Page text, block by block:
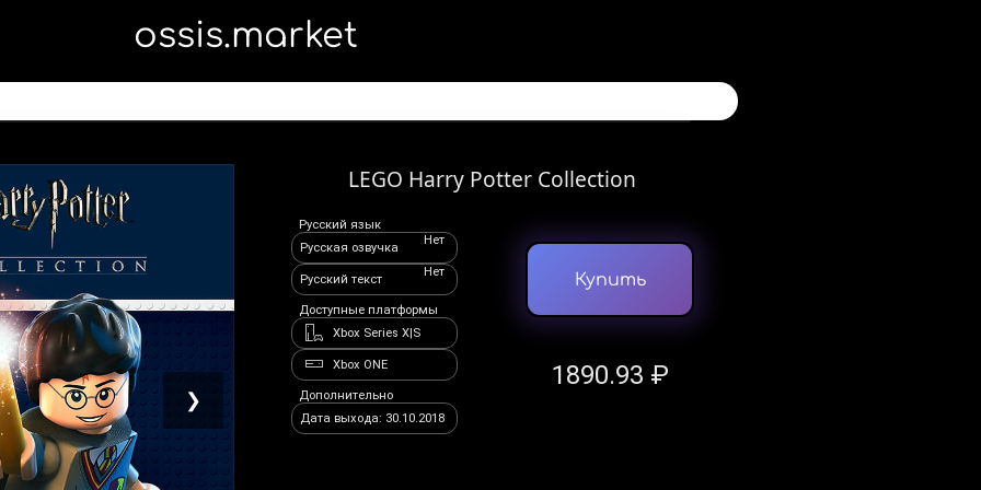
ossis.market
❯
LEGO Harry Potter Collection
Русский язык
Русская озвучка
Нет
Русский текст
Нет
Доступные платформы
Xbox Series X|S
Xbox ONE
Дополнительно
Дата выхода: 30.10.2018
Купить
1890.93 ₽